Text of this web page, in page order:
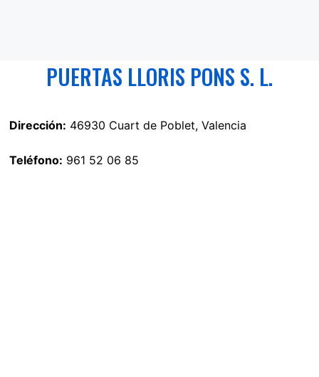
PUERTAS LLORIS PONS S. L.
Dirección: 46930 Cuart de Poblet, Valencia
Teléfono: 961 52 06 85